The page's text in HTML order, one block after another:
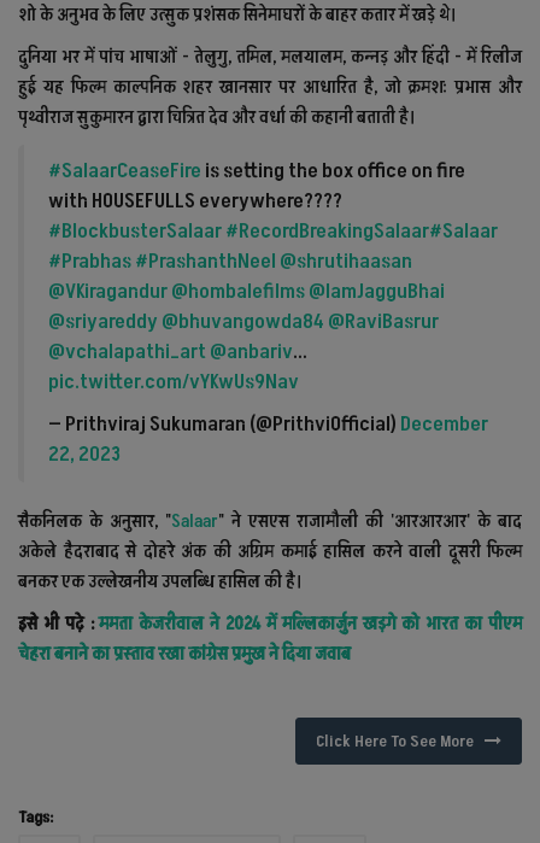
शो के अनुभव के लिए उत्सुक प्रशंसक सिनेमाघरों के बाहर कतार में खड़े थे।
दुनिया भर में पांच भाषाओं - तेलुगु, तमिल, मलयालम, कन्नड़ और हिंदी - में रिलीज
हुई यह फिल्म काल्पनिक शहर खानसार पर आधारित है, जो क्रमशः प्रभास और
पृथ्वीराज सुकुमारन द्वारा चित्रित देव और वर्धा की कहानी बताती है।
#SalaarCeaseFire is setting the box office on fire
with HOUSEFULLS everywhere????
#BlockbusterSalaar#RecordBreakingSalaar#Salaar
#Prabhas#PrashanthNeel @shrutihaasan
@VKiragandur@hombalefilms@IamJagguBhai
@sriyareddy @bhuvangowda84 @RaviBasrur
@vchalapathi_art@anbariv…
pic.twitter.com/vYKwUs9Nav
— Prithviraj Sukumaran (@PrithviOfficial) December
22, 2023
सैकनिलक के अनुसार, "Salaar" ने एसएस राजामौली की 'आरआरआर' के बाद
अकेले हैदराबाद से दोहरे अंक की अग्रिम कमाई हासिल करने वाली दूसरी फिल्म
बनकर एक उल्लेखनीय उपलब्धि हासिल की है।
इसे भी पढ़े :ममता केजरीवाल ने 2024 में मल्लिकार्जुन खड़गे को भारत का पीएम
चेहरा बनाने का प्रस्ताव रखा कांग्रेस प्रमुख ने दिया जवाब
Click Here To See More
Tags: